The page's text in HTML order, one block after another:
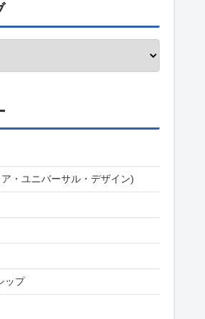
・ユニバーサル・デザイン)
ップ